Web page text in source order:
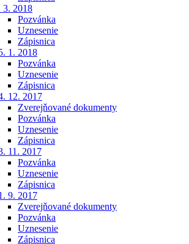
3. 2018
Pozvánka
Uznesenie
Zápisnica
1. 2018
Pozvánka
Uznesenie
Zápisnica
12. 2017
Zverejňované dokumenty
Pozvánka
Uznesenie
Zápisnica
11. 2017
Pozvánka
Uznesenie
Zápisnica
9. 2017
Zverejňované dokumenty
Pozvánka
Uznesenie
Zápisnica